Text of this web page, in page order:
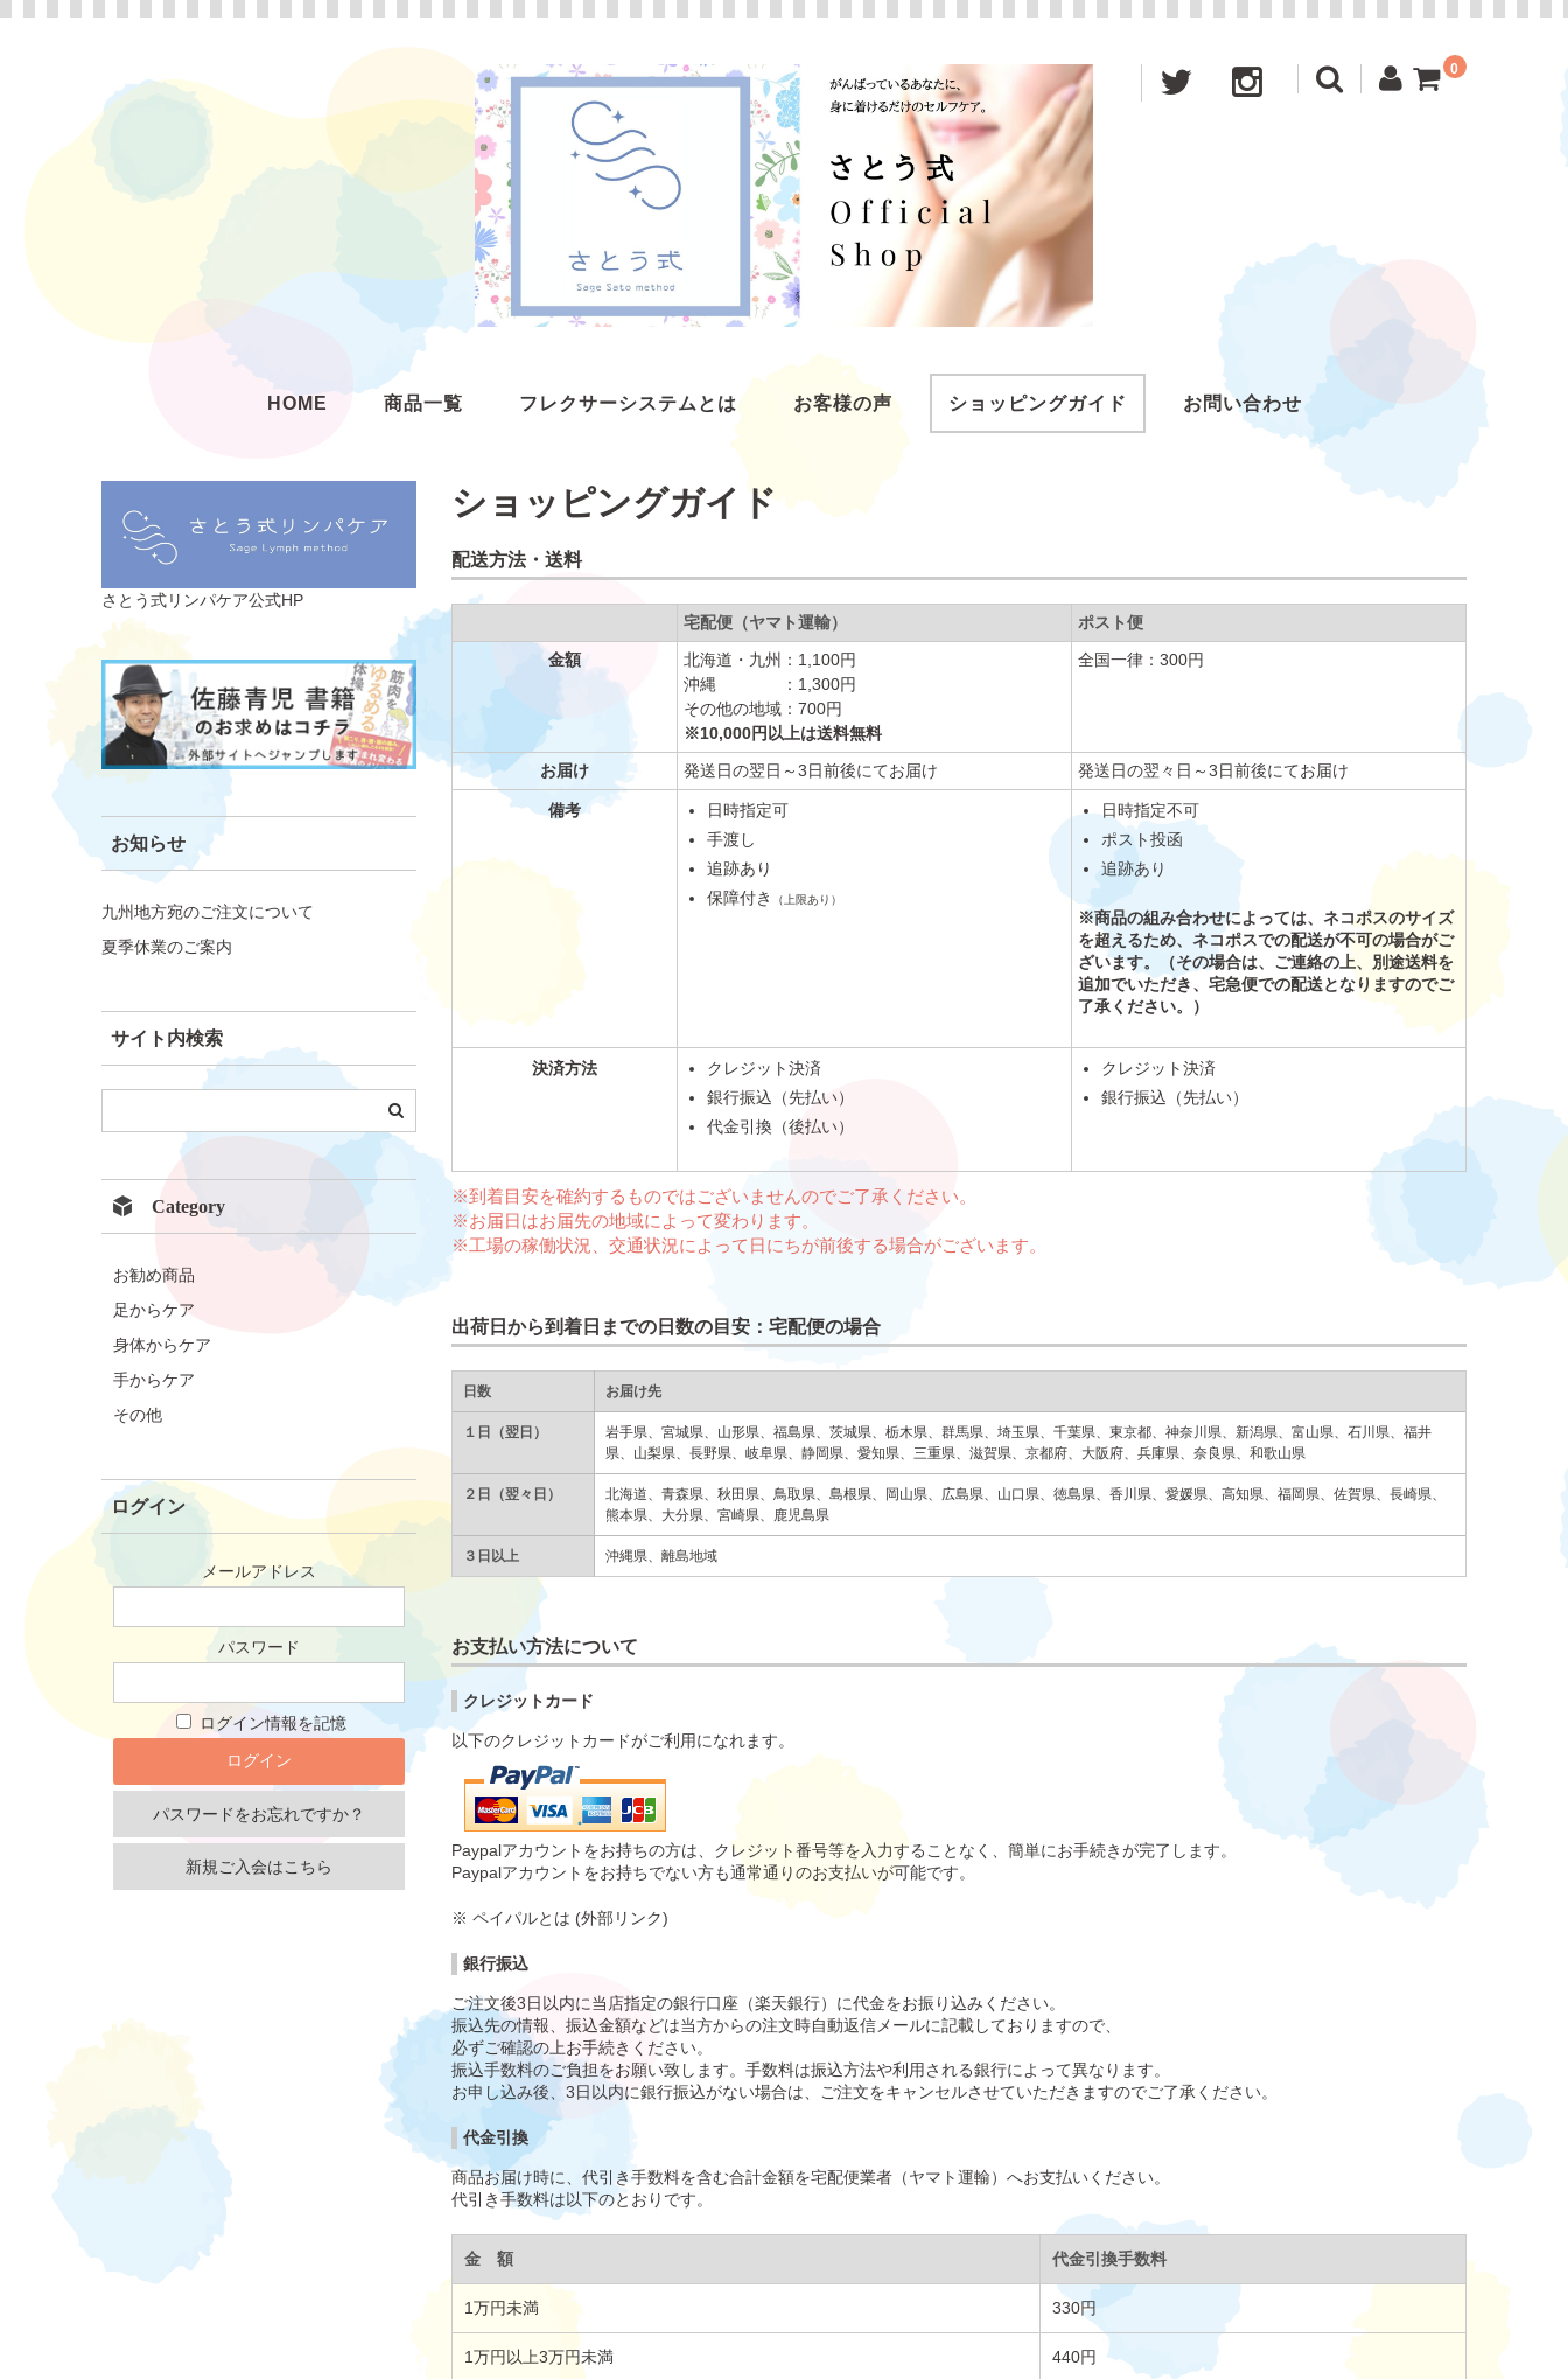
0
HOME 商品一覧 フレクサーシステムとは お客様の声 ショッピングガイド お問い合わせ
ショッピングガイド
配送方法・送料
宅配便（ヤマト運輸）
ポスト便
金額
北海道・九州：1,100円
沖縄 ：1,300円
その他の地域：700円
※10,000円以上は送料無料
全国一律：300円
お届け 発送日の翌日～3日前後にてお届け 発送日の翌々日～3日前後にてお届け
備考
日時指定可
手渡し
追跡あり
保障付き
（上限あり）
日時指定不可
ポスト投函
追跡あり
※商品の組み合わせによっては、ネコポスのサイズ
を超えるため、ネコポスでの配送が不可の場合がご
ざいます。（その場合は、ご連絡の上、別途送料を
追加でいただき、宅急便での配送となりますのでご
了承ください。）
決済方法
クレジット決済
銀行振込（先払い）
代金引換（後払い）
クレジット決済
銀行振込（先払い）
※到着目安を確約するものではございませんのでご了承ください。
※お届日はお届先の地域によって変わります。
※工場の稼働状況、交通状況によって日にちが前後する場合がございます。
出荷日から到着日までの日数の目安：宅配便の場合
日数 お届け先
１日（翌日）
岩手県、宮城県、山形県、福島県、茨城県、栃木県、群馬県、埼玉県、千葉県、東京都、神奈川県、新潟県、富山県、石川県、福井
県、山梨県、長野県、岐阜県、静岡県、愛知県、三重県、滋賀県、京都府、大阪府、兵庫県、奈良県、和歌山県
２日（翌々日）
北海道、青森県、秋田県、鳥取県、島根県、岡山県、広島県、山口県、徳島県、香川県、愛媛県、高知県、福岡県、佐賀県、長崎県、
熊本県、大分県、宮崎県、鹿児島県
３日以上 沖縄県、離島地域
お支払い方法について
クレジットカード
以下のクレジットカードがご利用になれます。
Paypalアカウントをお持ちの方は、クレジット番号等を入力することなく、簡単にお手続きが完了します。
Paypalアカウントをお持ちでない方も通常通りのお支払いが可能です。
※ ペイパルとは (外部リンク)
銀行振込
ご注文後3日以内に当店指定の銀行口座（楽天銀行）に代金をお振り込みください。
振込先の情報、振込金額などは当方からの注文時自動返信メールに記載しておりますので、
必ずご確認の上お手続きください。
振込手数料のご負担をお願い致します。手数料は振込方法や利用される銀行によって異なります。
お申し込み後、3日以内に銀行振込がない場合は、ご注文をキャンセルさせていただきますのでご了承ください。
代金引換
商品お届け時に、代引き手数料を含む合計金額を宅配便業者（ヤマト運輸）へお支払いください。
代引き手数料は以下のとおりです。
金 額 代金引換手数料
1万円未満 330円
1万円以上3万円未満 440円
さとう式リンパケア公式HP
お知らせ
九州地方宛のご注文について
夏季休業のご案内
サイト内検索
Category
お勧め商品
足からケア
身体からケア
手からケア
その他
ログイン
メールアドレス
パスワード
ログイン情報を記憶
パスワードをお忘れですか？
新規ご入会はこちら